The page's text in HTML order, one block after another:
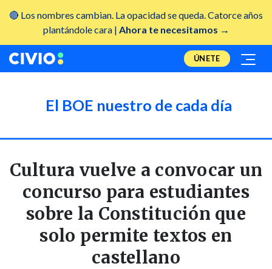
🔴 Los nombres cambian. La opacidad se queda. Catorce años
plantándole cara | Ahora te necesitamos →
ÚNETE
El BOE nuestro de cada día
Cultura vuelve a convocar un
concurso para estudiantes
sobre la Constitución que
solo permite textos en
castellano